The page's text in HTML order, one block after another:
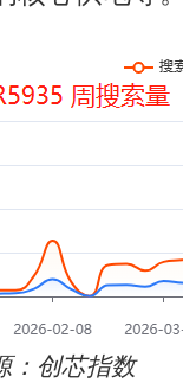
：创芯指数